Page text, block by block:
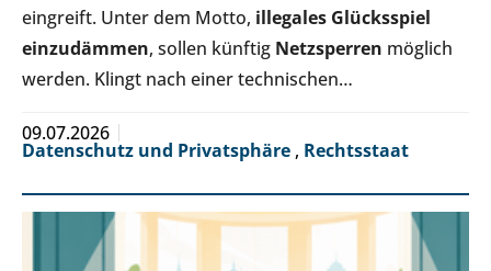
eingreift. Unter dem Motto, illegales Glücksspiel
einzudämmen, sollen künftig Netzsperren möglich
werden. Klingt nach einer technischen…
09.07.2026
Datenschutz und Privatsphäre , Rechtsstaat